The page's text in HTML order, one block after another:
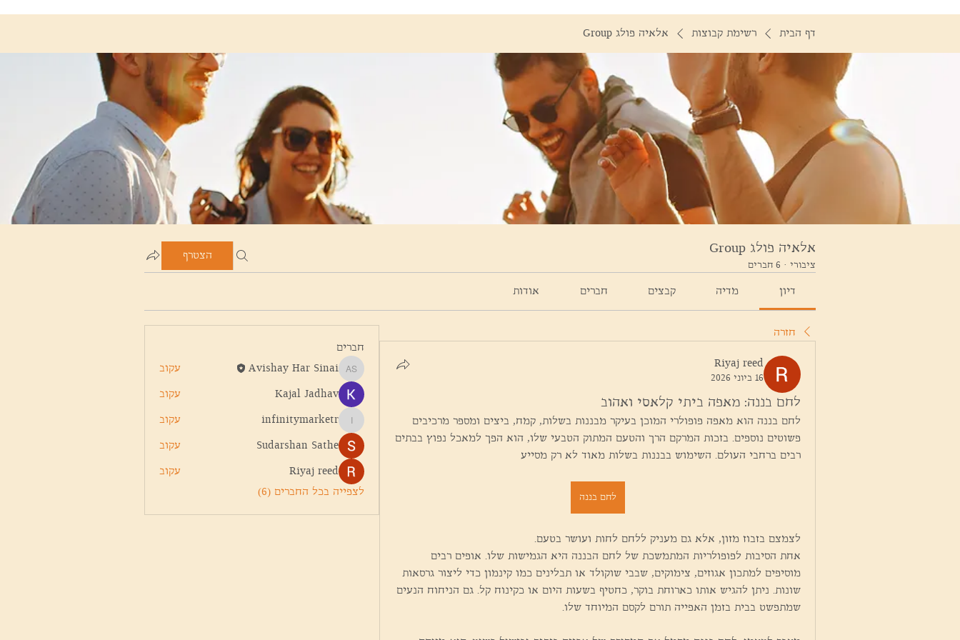
דף הבית רשימת קבוצות אלאיה פולג Group
אלאיה פולג Group
ציבורי · 6 חברים
הצטרף
דיון מדיה קבצים חברים אודות
חזרה
Riyaj reed
16 ביוני 2026
לחם בננה: מאפה ביתי קלאסי ואהוב
רבים ברחבי העולם. השימוש בבננות בשלות מאוד לא רק מסייע
לחם בננה
לצמצם בזבוז מזון, אלא גם מעניק ללחם לחות ועושר בטעם.
שמתפשט בבית בזמן האפייה תורם לקסם המיוחד שלו.
חברים
Avishay Har Sinai
Avishay Har Sinai
עקוב
Kajal Jadhav
עקוב
infinitymarketr
infinitymarketr
עקוב
Sudarshan Sathe
עקוב
Riyaj reed
עקוב
לצפייה בכל החברים (6)